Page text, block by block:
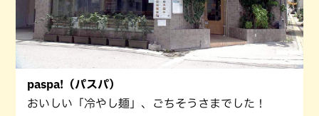
paspa!（パスパ）
おいしい「冷やし麺」、ごちそうさまでした！